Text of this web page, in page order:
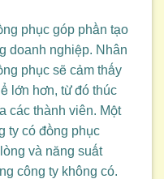
phục góp phần tạo
doanh nghiệp. Nhân
phục sẽ cảm thấy
lớn hơn, từ đó thúc
các thành viên. Một
ty có đồng phục
và năng suất
công ty không có.